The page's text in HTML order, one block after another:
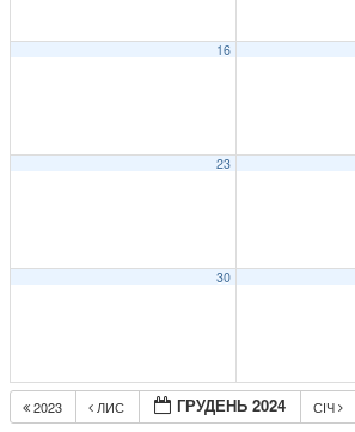
16
23
30
2023 ЛИС ГРУДЕНЬ 2024 СІЧ